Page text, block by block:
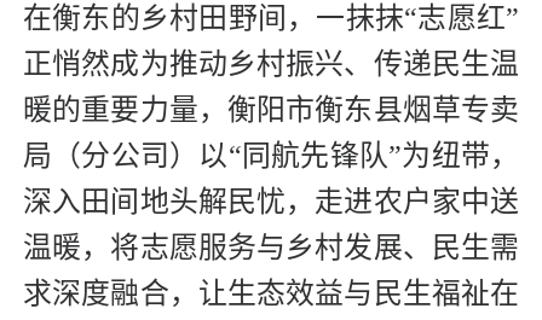
在衡东的乡村田野间，一抹抹“志愿红”
正悄然成为推动乡村振兴、传递民生温
暖的重要力量，衡阳市衡东县烟草专卖
局（分公司）以“同航先锋队”为纽带，
深入田间地头解民忧，走进农户家中送
温暖，将志愿服务与乡村发展、民生需
求深度融合，让生态效益与民生福祉在